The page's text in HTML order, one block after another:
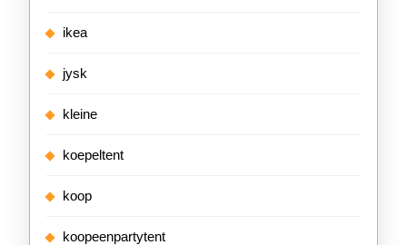
ikea
jysk
kleine
koepeltent
koop
koopeenpartytent